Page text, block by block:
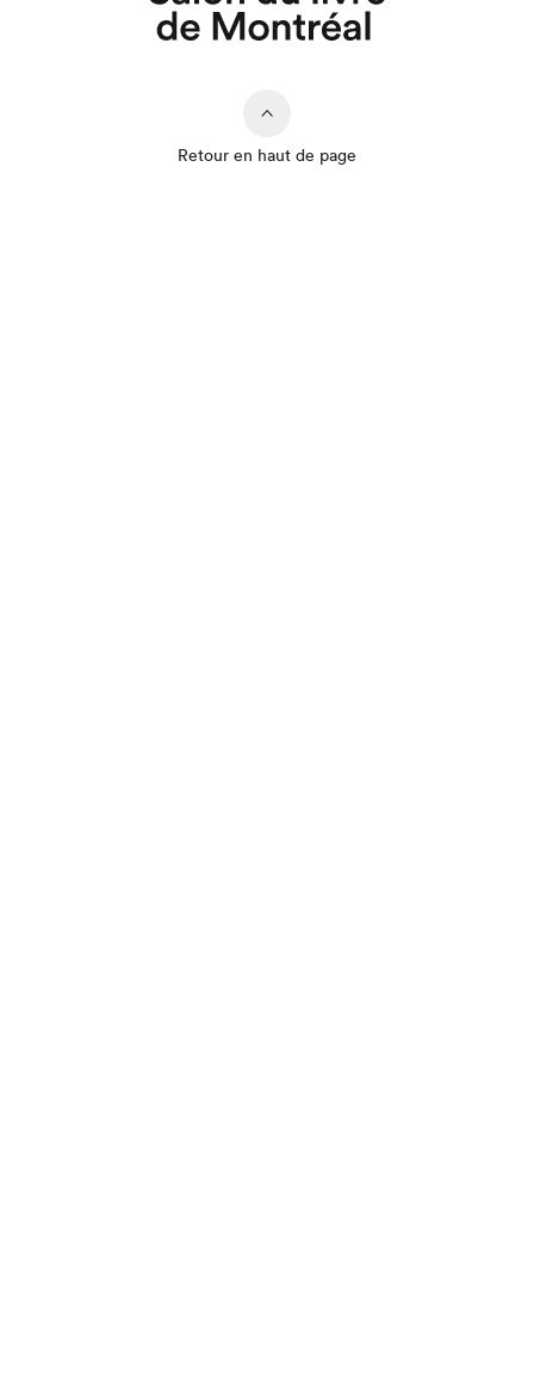
Que cherchez-vous?
Retour en haut de page